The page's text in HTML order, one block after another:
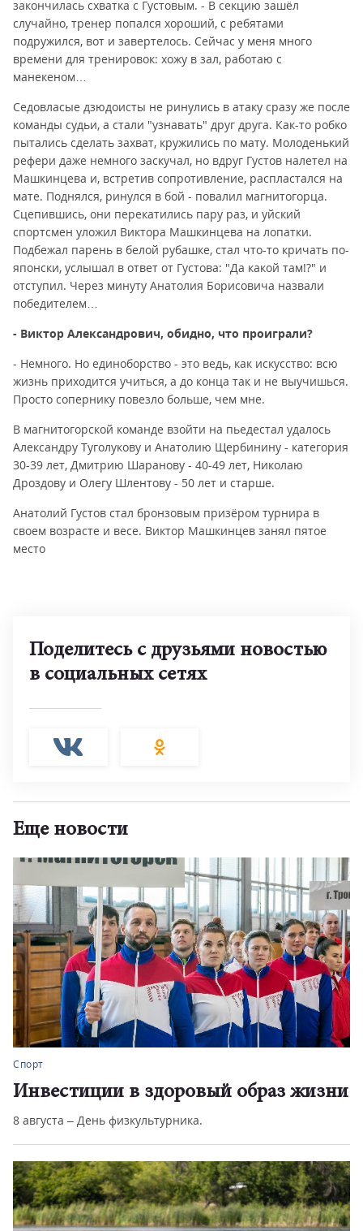
закончилась схватка с Густовым. - В секцию зашёл
случайно, тренер попался хороший, с ребятами
подружился, вот и завертелось. Сейчас у меня много
времени для тренировок: хожу в зал, работаю с
манекеном…
Седовласые дзюдоисты не ринулись в атаку сразу же после
команды судьи, а стали "узнавать" друг друга. Как-то робко
пытались сделать захват, кружились по мату. Молоденький
рефери даже немного заскучал, но вдруг Густов налетел на
Машкинцева и, встретив сопротивление, распластался на
мате. Поднялся, ринулся в бой - повалил магнитогорца.
Сцепившись, они перекатились пару раз, и уйский
спортсмен уложил Виктора Машкинцева на лопатки.
Подбежал парень в белой рубашке, стал что-то кричать по-
японски, услышал в ответ от Густова: "Да какой там!?" и
отступил. Через минуту Анатолия Борисовича назвали
победителем…
- Виктор Александрович, обидно, что проиграли?
- Немного. Но единоборство - это ведь, как искусство: всю
жизнь приходится учиться, а до конца так и не выучишься.
Просто сопернику повезло больше, чем мне.
В магнитогорской команде взойти на пьедестал удалось
Александру Туголукову и Анатолию Щербинину - категория
30-39 лет, Дмитрию Шаранову - 40-49 лет, Николаю
Дроздову и Олегу Шлентову - 50 лет и старше.
Анатолий Густов стал бронзовым призёром турнира в
своем возрасте и весе. Виктор Машкинцев занял пятое
место
Поделитесь с друзьями новостью
в социальных сетях
Еще новости
Спорт
Большой праздник для борцов
В Магнитогорске в рамках Спартакиады народов России–